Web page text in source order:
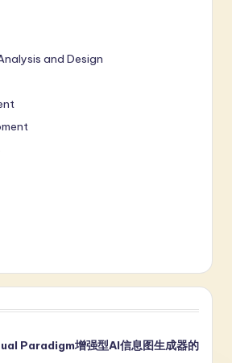
and Design
Paradigm增强型AI信息图生成器的